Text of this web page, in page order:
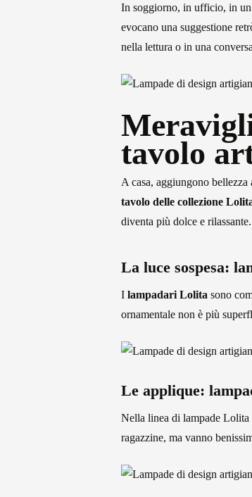
In soggiorno, in ufficio, in un
evocano una suggestione
nella lettura o in una
tavolo
A casa, aggiungono
tavolo delle collezione
diventa più dolce e rilassante.
La luce sospesa:
I lampadari Lolita sono
ornamentale non è più
Le applique:
Nella linea di lampade Lolita
ragazzine, ma vanno